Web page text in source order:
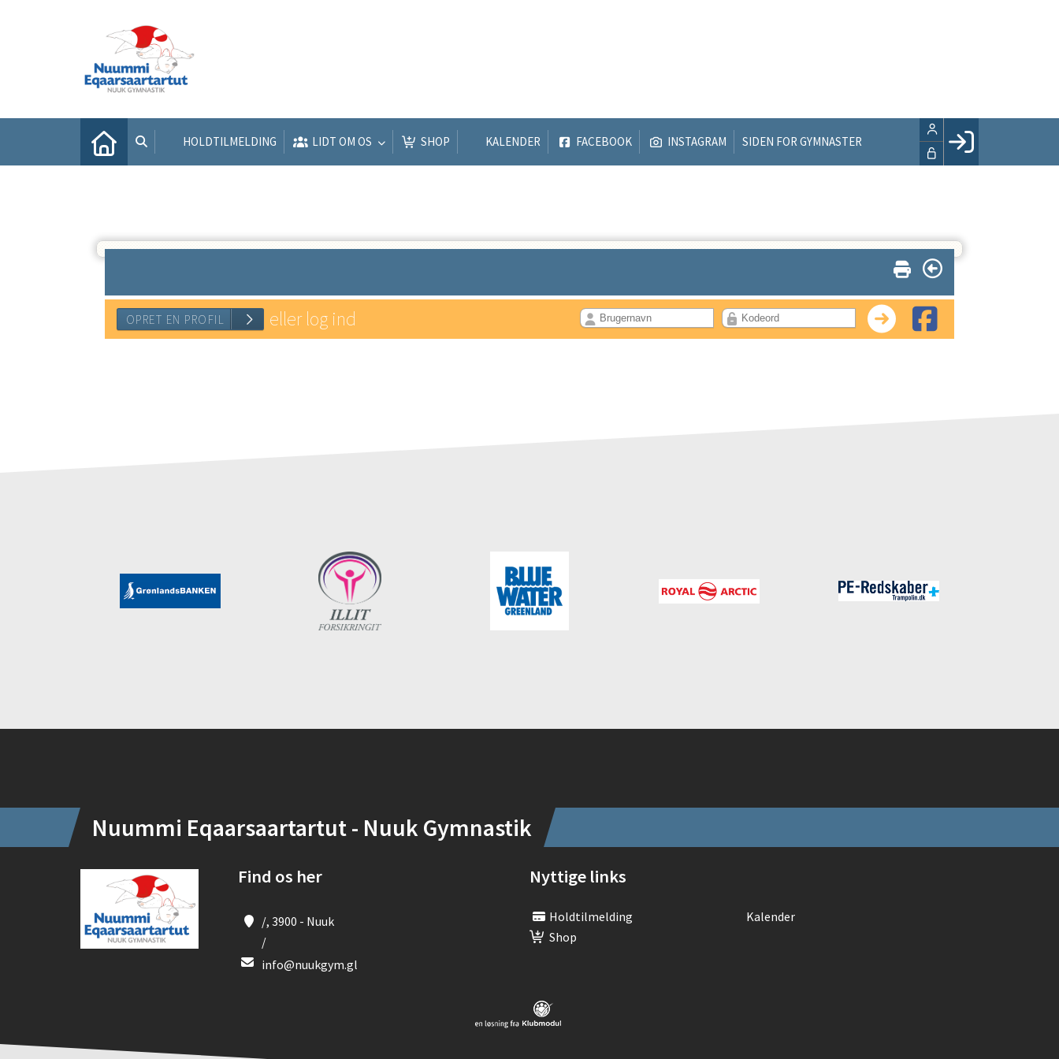
HOLDTILMELDING LIDT OM OS SHOP KALENDER FACEBOOK INSTAGRAM SIDEN FOR GYMNASTER
eller log ind
Nuummi Eqaarsaartartut - Nuuk Gymnastik
Find os her
/, 3900 - Nuuk
/
info@nuukgym.gl
Nyttige links
Holdtilmelding
Kalender
Shop